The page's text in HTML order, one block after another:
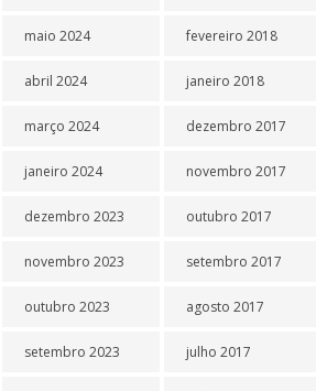
maio 2024
abril 2024
março 2024
janeiro 2024
dezembro 2023
novembro 2023
outubro 2023
setembro 2023
fevereiro 2018
janeiro 2018
dezembro 2017
novembro 2017
outubro 2017
setembro 2017
agosto 2017
julho 2017